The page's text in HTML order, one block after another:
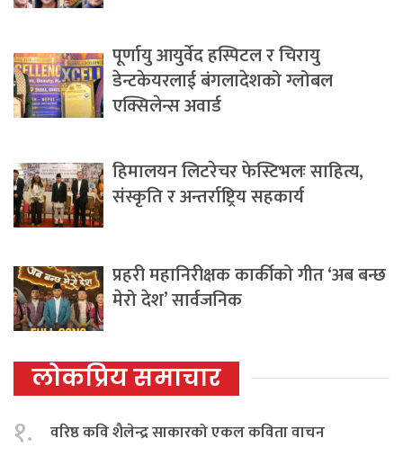
पूर्णायु आयुर्वेद हस्पिटल र चिरायु
डेन्टकेयरलाई बंगलादेशको ग्लोबल
एक्सिलेन्स अवार्ड
हिमालयन लिटरेचर फेस्टिभलः साहित्य,
संस्कृति र अन्तर्राष्ट्रिय सहकार्य
प्रहरी महानिरीक्षक कार्कीको गीत ‘अब बन्छ
मेरो देश’ सार्वजनिक
लोकप्रिय समाचार
१. वरिष्ठ कवि शैलेन्द्र साकारको एकल कविता वाचन